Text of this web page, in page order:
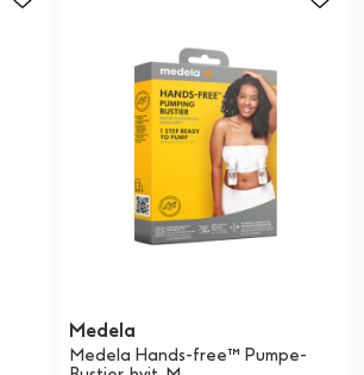
Medela
Medela Hands-free™ Pumpe-